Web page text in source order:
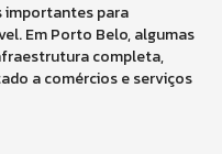
importantes para
Em Porto Belo, algumas
completa,
a comércios e serviços